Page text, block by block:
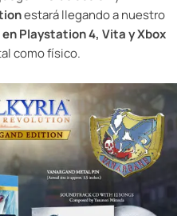
estará llegando a nuestro
en Playstation 4, Vita y Xbox
como físico.